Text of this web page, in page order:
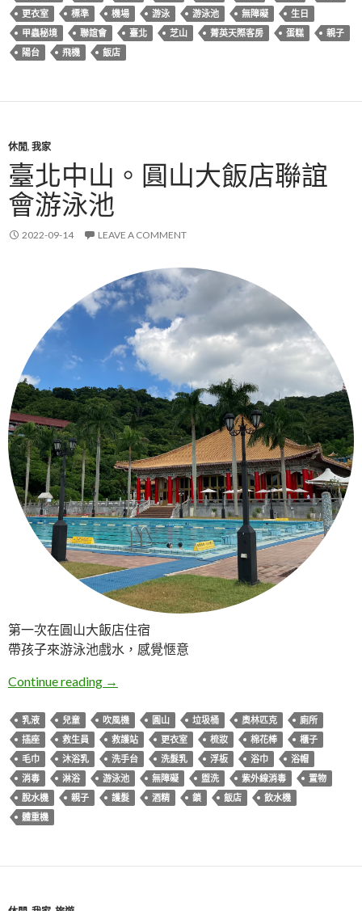
更衣室
標準 機場 游泳 游泳池 無障礙
生日
甲蟲秘境
聯誼會 臺北 芝山 菁英天際客房 蛋糕
親子
陽台
飛機 飯店
休閒, 我家
臺北中山。圓山大飯店聯誼
會游泳池
2022-09-14 LEAVE A COMMENT
第一次在圓山大飯店住宿
帶孩子來游泳池戲水，感覺愜意
Continue reading 臺北中山。圓山大飯店聯誼會游泳池
→
乳液 兒童 吹風機 圓山 垃圾桶 奧林匹克
廁所
插座
救生員 救護站 更衣室 梳妝 棉花棒
櫃子
毛巾
沐浴乳 洗手台 洗髮乳 浮板 浴巾
浴帽
消毒
淋浴 游泳池 無障礙 盥洗 紫外線消毒
置物
脫水機
親子 護髮 酒精 鎖 飯店
飲水機
體重機